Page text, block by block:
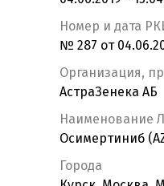
Номер и дата
№ 287 от
Организация,
АстраЗенека АБ
Наименование
Осимертиниб
Города